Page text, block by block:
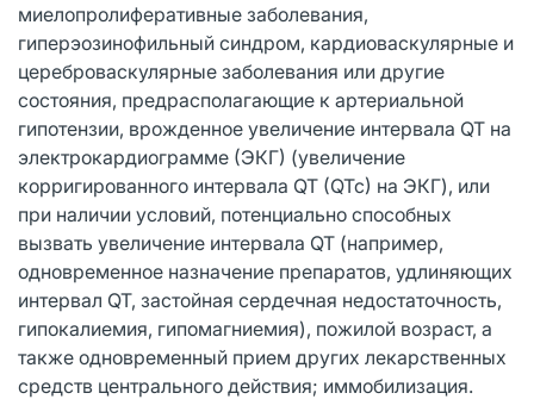
миелопролиферативные заболевания,
гиперэозинофильный синдром, кардиоваскулярные и
цереброваскулярные заболевания или другие
состояния, предрасполагающие к артериальной
гипотензии, врожденное увеличение интервала QT на
электрокардиограмме (ЭКГ) (увеличение
корригированного интервала QT (QTc) на ЭКГ), или
при наличии условий, потенциально способных
вызвать увеличение интервала QT (например,
одновременное назначение препаратов, удлиняющих
интервал QT, застойная сердечная недостаточность,
гипокалиемия, гипомагниемия), пожилой возраст, а
также одновременный прием других лекарственных
средств центрального действия; иммобилизация.